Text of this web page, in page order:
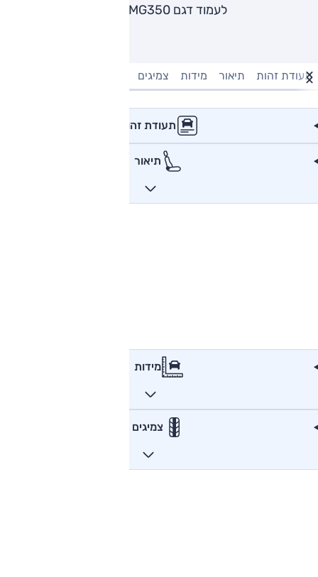
לעמוד דגם MG MG350
תעודת זהות תיאור מידות צמיגים
תעודת זהות
תיאור
מידות
צמיגים